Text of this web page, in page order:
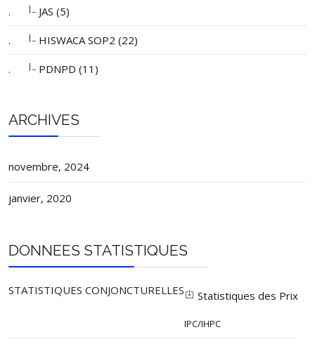
. |_ JAS (5)
. |_ HISWACA SOP2 (22)
. |_ PDNPD (11)
ARCHIVES
novembre, 2024
janvier, 2020
DONNEES STATISTIQUES
STATISTIQUES CONJONCTURELLES Statistiques des Prix
IPC/IHPC